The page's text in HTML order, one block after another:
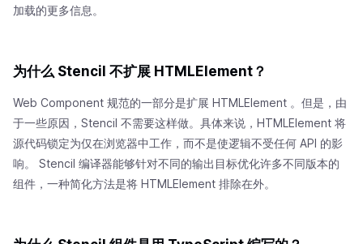
加载的更多信息。
为什么 Stencil 不扩展 HTMLElement？
Web Component 规范的一部分是扩展 HTMLElement 。但是，由
于一些原因，Stencil 不需要这样做。具体来说，HTMLElement 将
源代码锁定为仅在浏览器中工作，而不是使逻辑不受任何 API 的影
响。 Stencil 编译器能够针对不同的输出目标优化许多不同版本的
组件，一种简化方法是将 HTMLElement 排除在外。